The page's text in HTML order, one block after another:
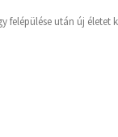
után új életet